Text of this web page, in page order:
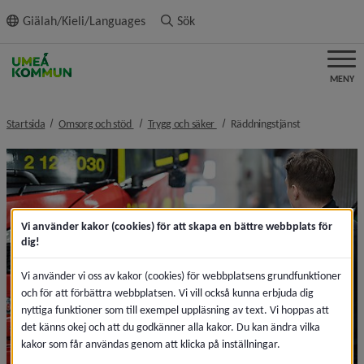
innehållet
Giälah/Kieli/Languages Sök
MENY
Startsida Omsorg och stöd nivå i brödsmulenavigeringen
Trygg och säker nivå i brödsmulenavigeringen
Räddningstjänstnivå i
Vi använder kakor (cookies) för att skapa en bättre webbplats för
dig!
Vi använder vi oss av kakor (cookies) för webbplatsens grundfunktioner
och för att förbättra webbplatsen. Vi vill också kunna erbjuda dig
nyttiga funktioner som till exempel uppläsning av text. Vi hoppas att
det känns okej och att du godkänner alla kakor. Du kan ändra vilka
kakor som får användas genom att klicka på inställningar.